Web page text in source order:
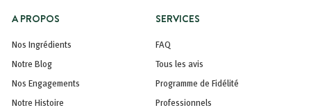
A PROPOS
Nos Ingrédients
Notre Blog
Nos Engagements
Notre Histoire
SERVICES
FAQ
Tous les avis
Programme de Fidélité
Professionnels